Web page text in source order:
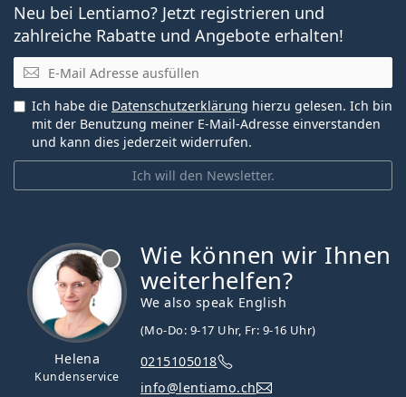
Neu bei Lentiamo? Jetzt registrieren und
zahlreiche Rabatte und Angebote erhalten!
E-Mail
Ich will den Newsletter.
Ich habe die Datenschutzerklärung hierzu gelesen. Ich bin
mit der Benutzung meiner E-Mail-Adresse einverstanden
und kann dies jederzeit widerrufen.
Helena
Kundenservice
Wie können wir Ihnen
weiterhelfen?
We also speak English
(Mo-Do: 9-17 Uhr, Fr: 9-16 Uhr)
0215105018
info@lentiamo.ch